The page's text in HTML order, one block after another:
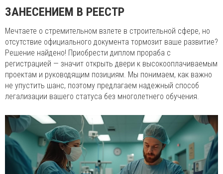
ЗАНЕСЕНИЕМ В РЕЕСТР
Мечтаете о стремительном взлете в строительной сфере, но
отсутствие официального документа тормозит ваше развитие?
Решение найдено! Приобрести диплом прораба с
регистрацией — значит открыть двери к высокооплачиваемым
проектам и руководящим позициям. Мы понимаем, как важно
не упустить шанс, поэтому предлагаем надежный способ
легализации вашего статуса без многолетнего обучения.